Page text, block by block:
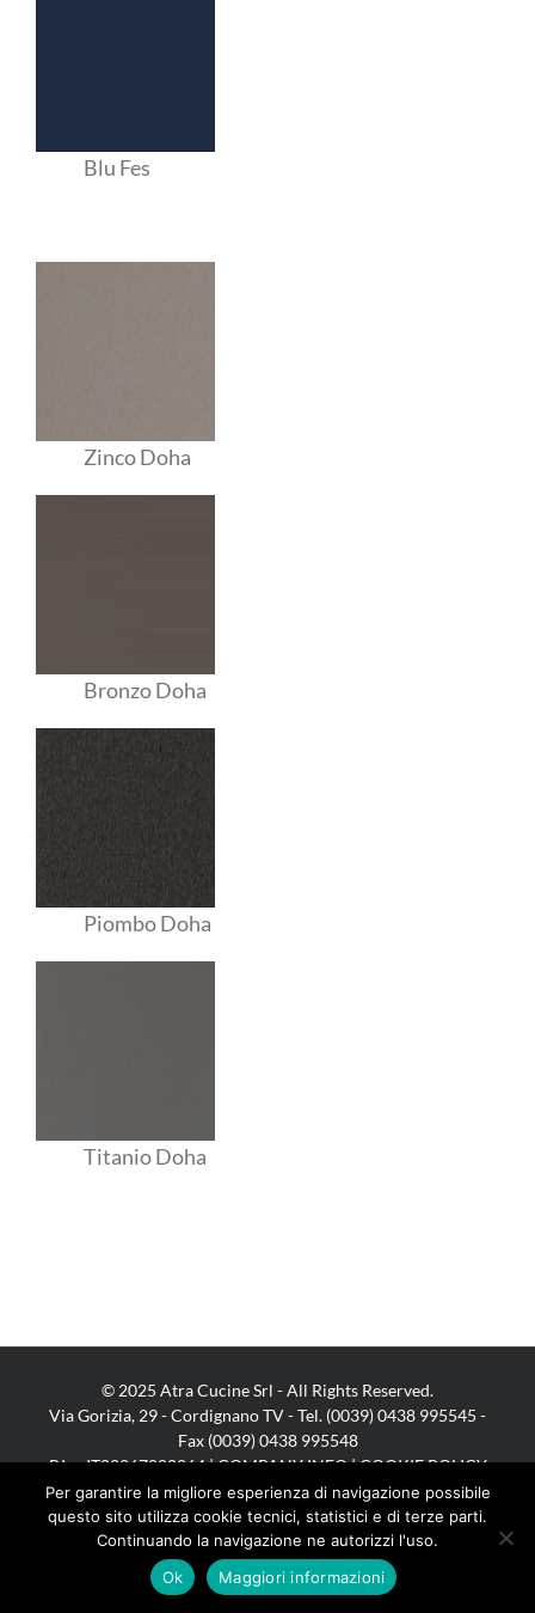
Blu Fes
Zinco Doha
Bronzo Doha
Piombo Doha
Titanio Doha
© 2025 Atra Cucine Srl - All Rights Reserved.
Via Gorizia, 29 - Cordignano TV - Tel. (0039) 0438 995545 -
Fax (0039) 0438 995548
P.Iva IT02267880264 |COMPANY INFO|COOKIE POLICY
FacebookInstagramPinterest YouTube
Per garantire la migliore esperienza di navigazione possibile
questo sito utilizza cookie tecnici, statistici e di terze parti.
Continuando la navigazione ne autorizzi l'uso.
Ok
Maggiori informazioni